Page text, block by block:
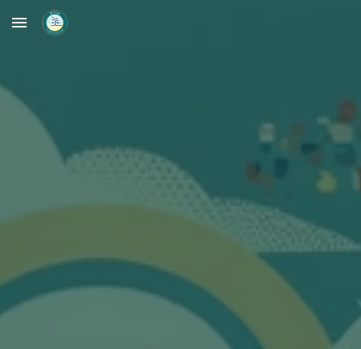
Skip to main content